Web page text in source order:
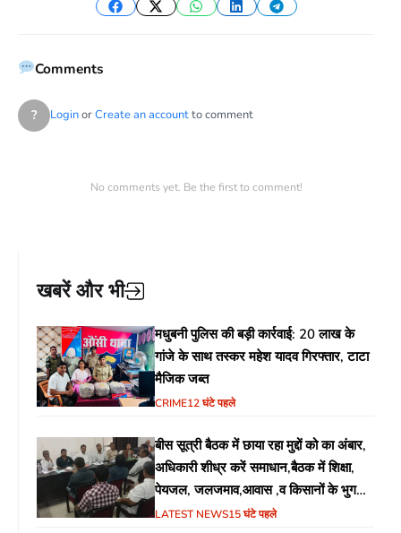
Facebook
TwitterWhatsApp
LinkedInTelegram
Comments
? LoginorCreate an accountto comment
No comments yet. Be the first to comment!
खबरें और भी
मधुबनी पुलिस की बड़ी कार्रवाई: 20 लाख के
गांजे के साथ तस्कर महेश यादव गिरफ्तार, टाटा
मैजिक जब्त
CRIME12 घंटे पहले
बीस सूत्री बैठक में छाया रहा मुद्दों को का अंबार,
अधिकारी शीध्र करें समाधान,बैठक में शिक्षा,
पेयजल, जलजमाव,आवास ,व किसानों के भुगतान
का उठा मुद्दा
LATEST NEWS15 घंटे पहले